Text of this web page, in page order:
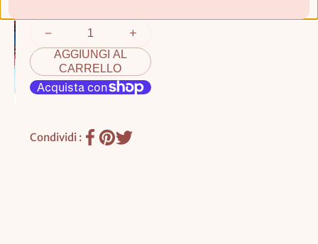
AGGIUNGI AL
CARRELLO
Condividi :